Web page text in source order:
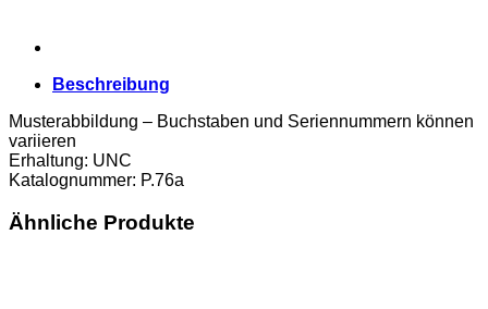
Beschreibung
Musterabbildung – Buchstaben und Seriennummern können
variieren
Erhaltung: UNC
Katalognummer: P.76a
Ähnliche Produkte